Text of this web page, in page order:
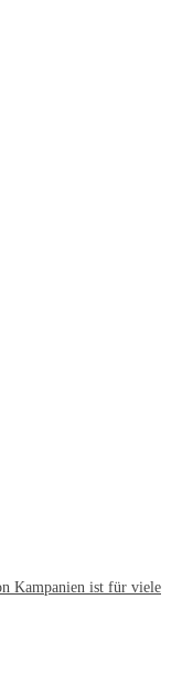
Kampanien ist für viele